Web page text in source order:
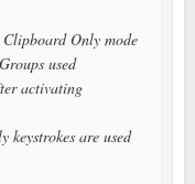
Only mode
used
activating
keystrokes are used